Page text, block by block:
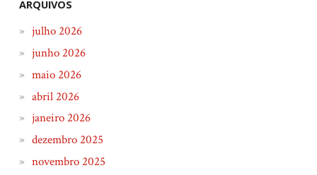
ARQUIVOS
julho 2026
junho 2026
maio 2026
abril 2026
janeiro 2026
dezembro 2025
novembro 2025